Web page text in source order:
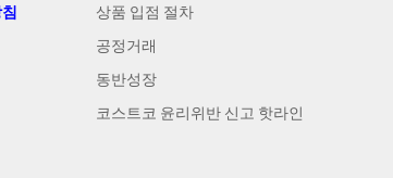
상품 입점 절차
공정거래
동반성장
코스트코 윤리위반 신고 핫라인